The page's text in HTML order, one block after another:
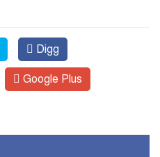
Digg
Google Plus